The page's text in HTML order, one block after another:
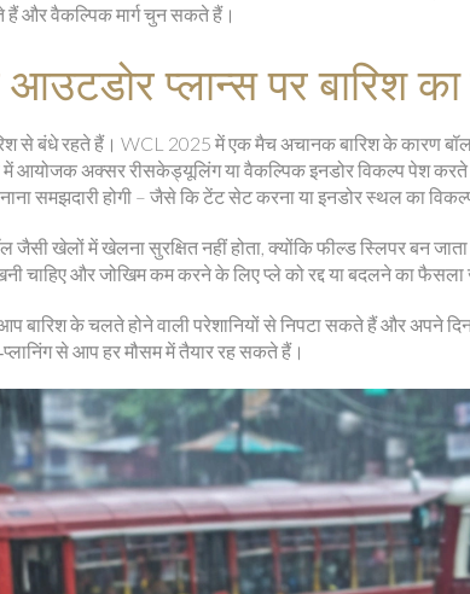
और वैकल्पिक मार्ग चुन सकते हैं।
प्लान्स पर बारिश का
से बंधे रहते हैं। WCL 2025 में एक मैच अचानक बारिश के कारण
में आयोजक अक्सर रीसकेड्यूलिंग या वैकल्पिक इनडोर विकल्प पेश
समझदारी होगी – जैसे कि टेंट सेट करना या इनडोर स्थल का
जैसी खेलों में खेलना सुरक्षित नहीं होता, क्योंकि फील्ड स्लिपर बन
चाहिए और जोखिम कम करने के लिए प्ले को रद्द या बदलने का फैसला
बारिश के चलते होने वाली परेशानियों से निपटा सकते हैं और अपने
से आप हर मौसम में तैयार रह सकते हैं।